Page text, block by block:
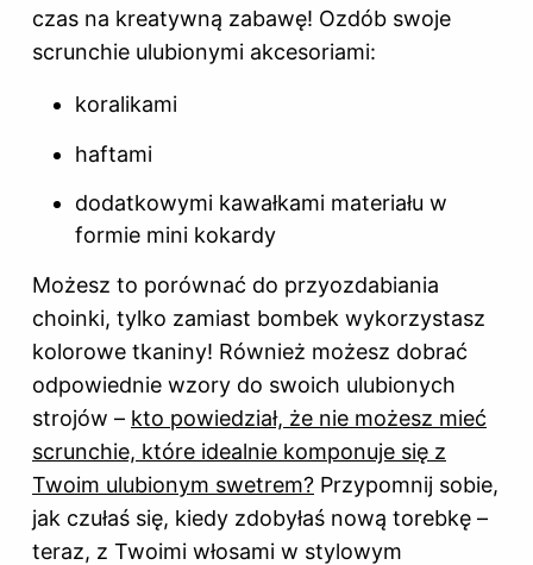
czas na kreatywną zabawę! Ozdób swoje
scrunchie ulubionymi akcesoriami:
koralikami
haftami
dodatkowymi kawałkami materiału w
formie mini kokardy
Możesz to porównać do przyozdabiania
choinki, tylko zamiast bombek wykorzystasz
kolorowe tkaniny! Również możesz dobrać
odpowiednie wzory do swoich ulubionych
strojów – kto powiedział, że nie możesz mieć
scrunchie, które idealnie komponuje się z
Twoim ulubionym swetrem? Przypomnij sobie,
jak czułaś się, kiedy zdobyłaś nową torebkę –
teraz, z Twoimi włosami w stylowym